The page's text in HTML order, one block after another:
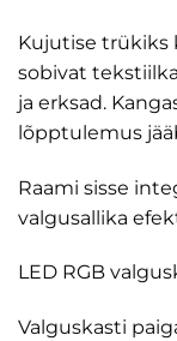
Kujutise trükiks
sobivat
ja erksad.
lõpptulemus
Raami sisse
valgusallika
LED RGB
Valguskasti